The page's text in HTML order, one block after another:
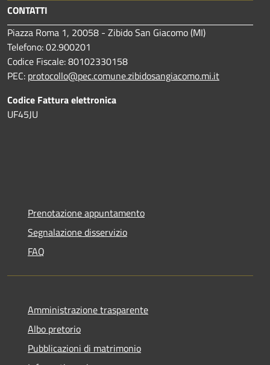
CONTATTI
Piazza Roma 1, 20058 - Zibido San Giacomo (MI)
Telefono: 02.900201
Codice Fiscale: 80102330158
PEC: protocollo@pec.comune.zibidosangiacomo.mi.it
Codice Fattura elettronica
UF45JU
Prenotazione appuntamento
Segnalazione disservizio
FAQ
Amministrazione trasparente
Albo pretorio
Pubblicazioni di matrimonio